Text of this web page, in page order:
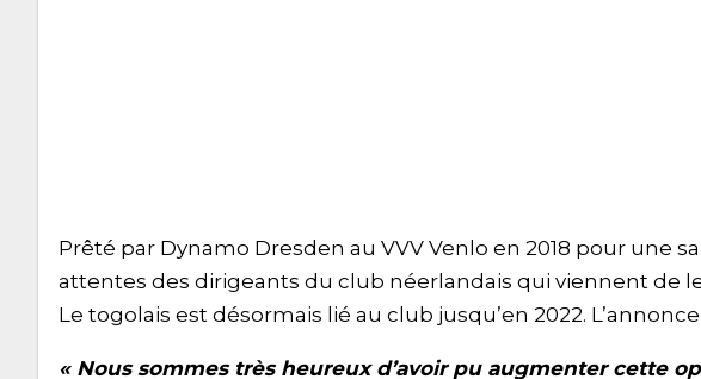
Prêté par Dynamo Dresden au VVV Venlo en 2018 pour une
attentes des dirigeants du club néerlandais qui viennent de
Le togolais est désormais lié au club jusqu’en 2022.
« Nous sommes très heureux d’avoir pu augmenter cette